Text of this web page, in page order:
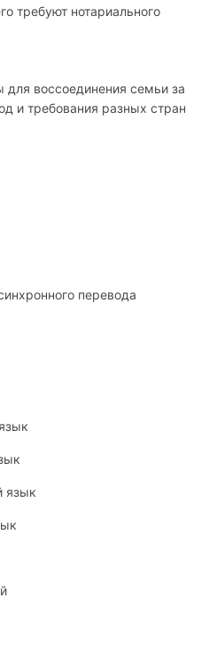
требуют нотариального
для воссоединения семьи за
и требования разных стран
перевода
язык